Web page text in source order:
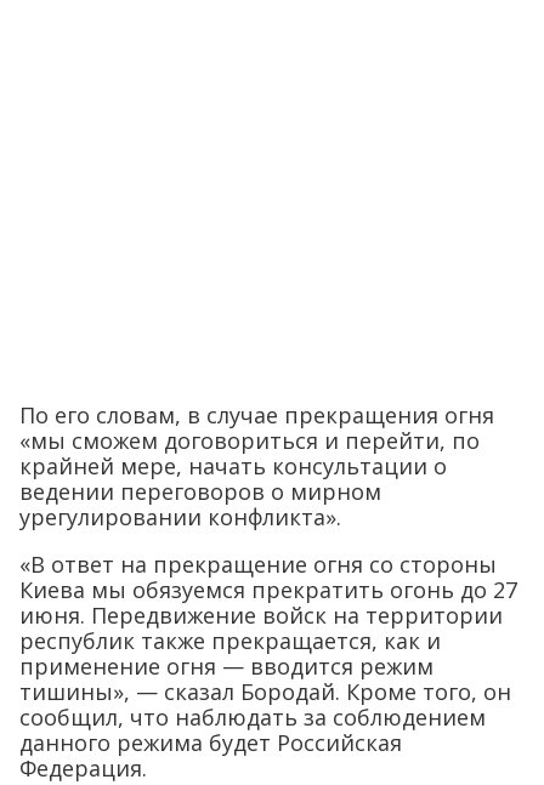
По его словам, в случае прекращения огня
«мы сможем договориться и перейти, по
крайней мере, начать консультации о
ведении переговоров о мирном
урегулировании конфликта».
«В ответ на прекращение огня со стороны
Киева мы обязуемся прекратить огонь до 27
июня. Передвижение войск на территории
республик также прекращается, как и
применение огня — вводится режим
тишины», — сказал Бородай. Кроме того, он
сообщил, что наблюдать за соблюдением
данного режима будет Российская
Федерация.